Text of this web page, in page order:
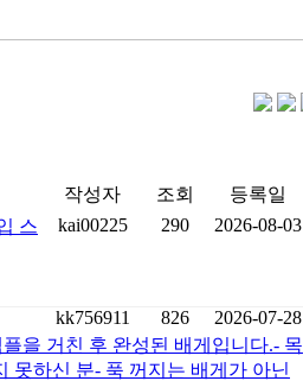
작성자 조회 등록일
스
kai00225 290 2026-08-03
kk756911 826
2026-07-28
을 거친 후 완성된 배게입니다.- 목
못하신 분- 푹 꺼지는 배게가 아닌